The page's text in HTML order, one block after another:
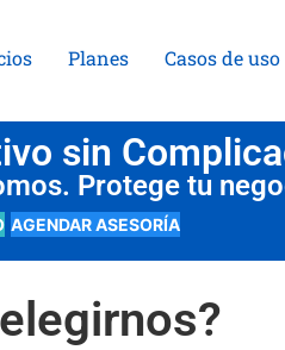
Planes Casos de uso
sin
Protege tu
AGENDAR ASESORÍA